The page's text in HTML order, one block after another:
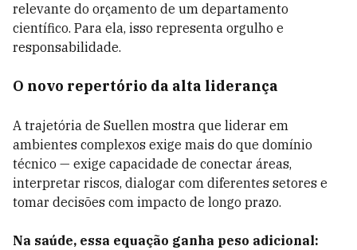
relevante do orçamento de um departamento
científico. Para ela, isso representa orgulho e
responsabilidade.
O novo repertório da alta liderança
A trajetória de Suellen mostra que liderar em
ambientes complexos exige mais do que domínio
técnico — exige capacidade de conectar áreas,
interpretar riscos, dialogar com diferentes setores e
tomar decisões com impacto de longo prazo.
Na saúde, essa equação ganha peso adicional: